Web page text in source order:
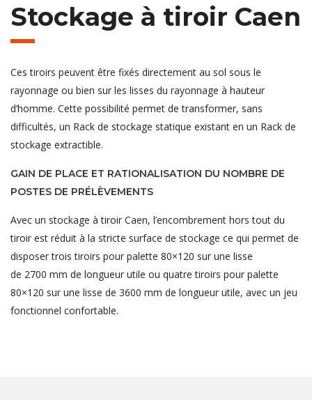
Stockage à tiroir Caen
Ces tiroirs peuvent être fixés directement au sol sous le
rayonnage ou bien sur les lisses du rayonnage à hauteur
d’homme. Cette possibilité permet de transformer, sans
difficultés, un Rack de stockage statique existant en un Rack de
stockage extractible.
GAIN DE PLACE ET RATIONALISATION DU NOMBRE DE
POSTES DE PRÉLÈVEMENTS
Avec un stockage à tiroir Caen, l’encombrement hors tout du
tiroir est réduit à la stricte surface de stockage ce qui permet de
disposer trois tiroirs pour palette 80×120 sur une lisse
de 2700 mm de longueur utile ou quatre tiroirs pour palette
80×120 sur une lisse de 3600 mm de longueur utile, avec un jeu
fonctionnel confortable.